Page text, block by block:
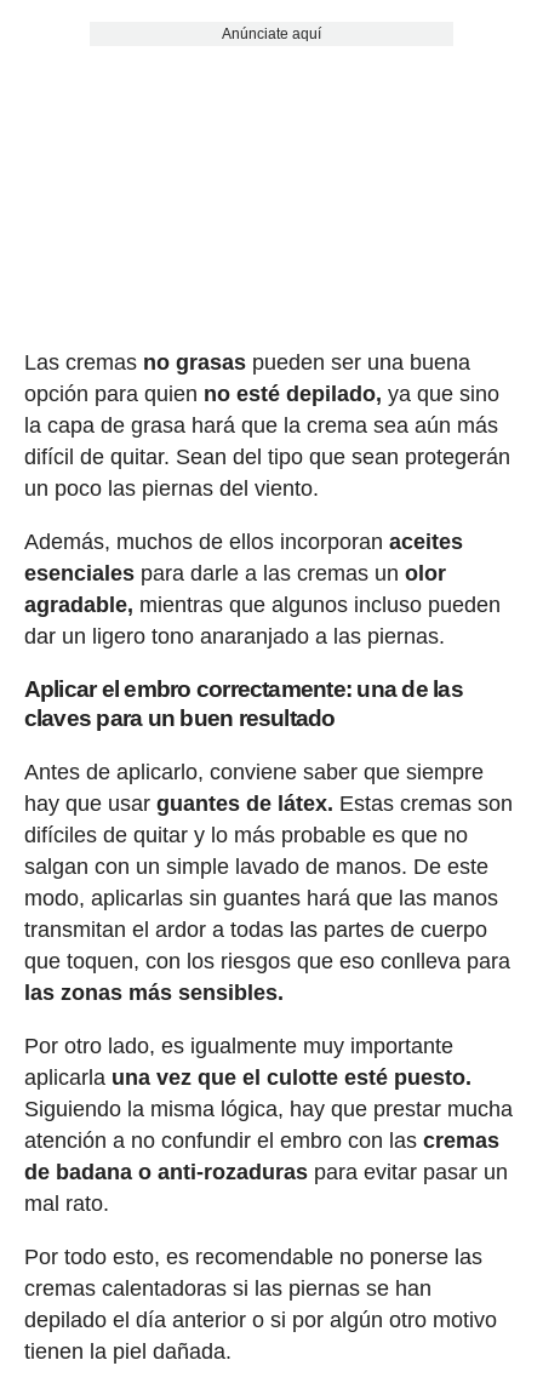
Anúnciate aquí
Las cremas no grasaspueden ser una buena
opción para quien no esté depilado, ya que sino
la capa de grasa hará que la crema sea aún más
difícil de quitar. Sean del tipo que sean protegerán
un poco las piernas del viento.
Además, muchos de ellos incorporan aceites
esencialespara darle a las cremas un olor
agradable, mientras que algunos incluso pueden
dar un ligero tono anaranjado a las piernas.
Aplicar el embro correctamente: una de las
claves para un buen resultado
Antes de aplicarlo, conviene saber que siempre
hay que usar guantes de látex. Estas cremas son
difíciles de quitar y lo más probable es que no
salgan con un simple lavado de manos. De este
modo, aplicarlas sin guantes hará que las manos
transmitan el ardor a todas las partes de cuerpo
que toquen, con los riesgos que eso conlleva para
las zonas más sensibles.
Por otro lado, es igualmente muy importante
aplicarla una vez que el culotte esté puesto.
Siguiendo la misma lógica, hay que prestar mucha
atención a no confundir el embro con las cremas
de badana o anti-rozaduraspara evitar pasar un
mal rato.
Por todo esto, es recomendable no ponerse las
cremas calentadoras si las piernas se han
depilado el día anterior o si por algún otro motivo
tienen la piel dañada.